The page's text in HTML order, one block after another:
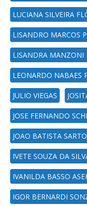
LUCIANA SILVEIRA
LISANDRO MARCOS
LISANDRA MANZONI
LEONARDO NABAES
JULIO VIEGAS
JOSE FERNANDO
JOAO BATISTA
IVETE SOUZA DA
IVANILDA BASSO
IGOR BERNARDI